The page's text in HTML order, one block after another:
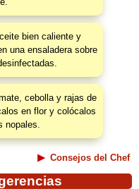
bien caliente y
una ensaladera sobre
cebolla y rajas de
en flor y colócalos
nopales.
Consejos del Chef